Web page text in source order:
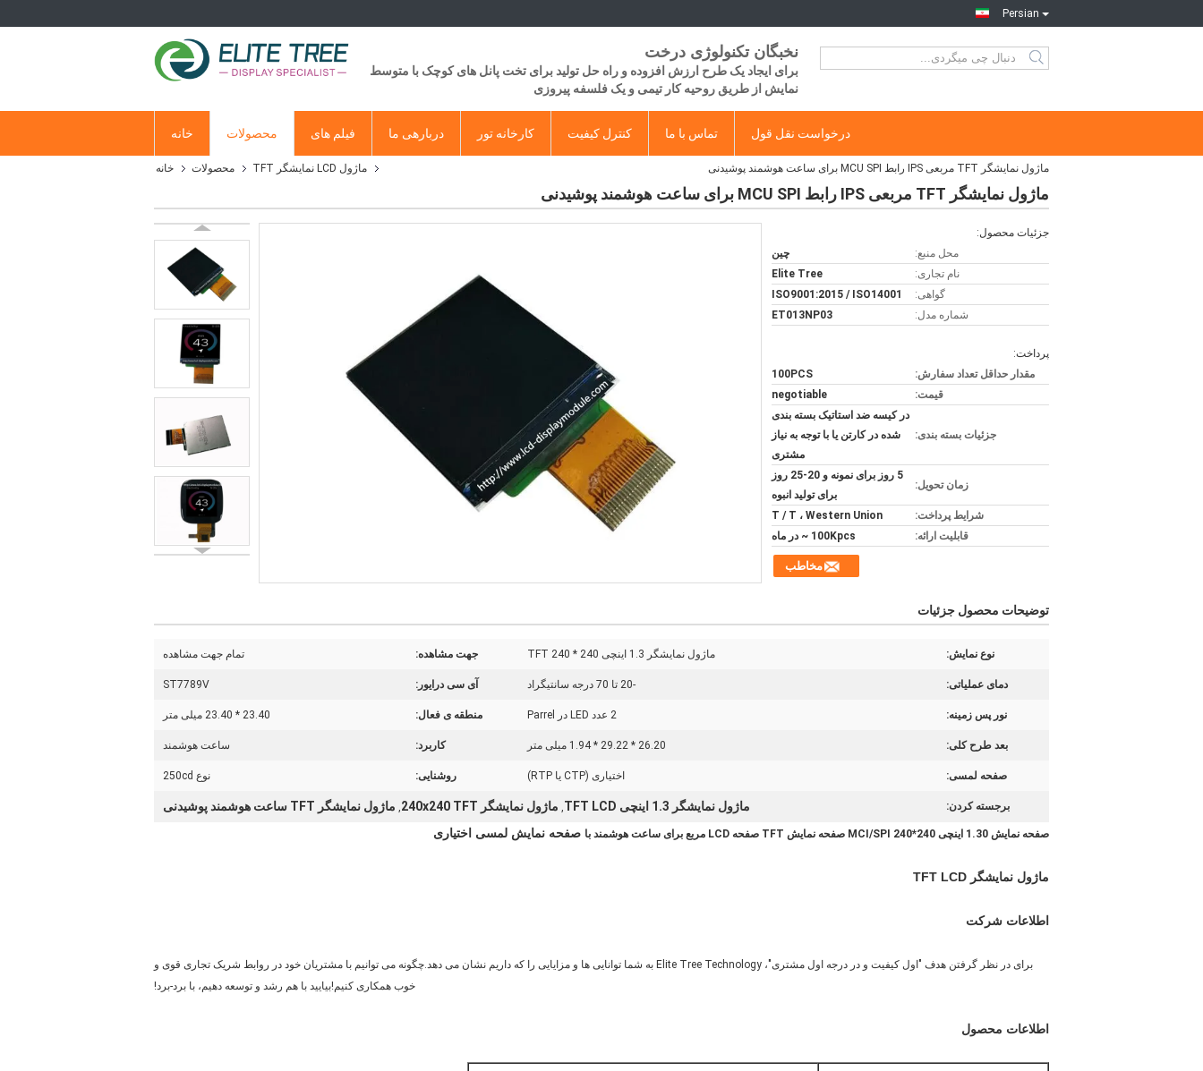
Persian
نخبگان تکنولوژی درخت
برای ایجاد یک طرح ارزش افزوده و راه حل تولید برای تخت پانل های کوچک با متوسط
​​نمایش از طریق روحیه کار تیمی و یک فلسفه پیروزی
خانه محصولات فیلم های دربارهی ما کارخانه تور کنترل کیفیت تماس با ما درخواست نقل قول
خانه محصولات ماژول LCD نمایشگر TFT ماژول نمایشگر TFT مربعی IPS رابط MCU SPI برای ساعت هوشمند پوشیدنی
ماژول نمایشگر TFT مربعی IPS رابط MCU SPI برای ساعت هوشمند پوشیدنی
جزئیات محصول:
محل منبع:
چین
نام تجاری:
Elite Tree
گواهی:
ISO9001:2015 / ISO14001
شماره مدل:
ET013NP03
پرداخت:
مقدار حداقل تعداد سفارش:
100PCS
قیمت:
negotiable
جزئیات بسته بندی:
در کیسه ضد استاتیک بسته بندی
شده در کارتن یا با توجه به نیاز
مشتری
زمان تحویل:
5 روز برای نمونه و 20-25 روز
برای تولید انبوه
شرایط پرداخت:
T / T ، Western Union
قابلیت ارائه:
100Kpcs ~ در ماه
مخاطب
توضیحات محصول جزئیات
نوع نمایش: ماژول نمایشگر 1.3 اینچی 240 * 240 TFT جهت مشاهده: تمام جهت مشاهده
دمای عملیاتی: -20 تا 70 درجه سانتیگراد آی سی درایور: ST7789V
نور پس زمینه: 2 عدد LED در Parrel منطقه ی فعال: 23.40 * 23.40 میلی متر
بعد طرح کلی: 26.20 * 29.22 * 1.94 میلی متر کاربرد: ساعت هوشمند
صفحه لمسی: اختیاری (CTP یا RTP) روشنایی: نوع 250cd
برجسته کردن: ماژول نمایشگر 1.3 اینچی TFT LCD , ماژول نمایشگر 240x240 TFT , ماژول نمایشگر TFT ساعت هوشمند پوشیدنی
صفحه نمایش 1.30 اینچی 240*240 MCI/SPI صفحه نمایش TFT صفحه LCD مربع برای ساعت هوشمند با صفحه نمایش لمسی اختیاری
ماژول نمایشگر TFT LCD
اطلاعات شرکت
برای در نظر گرفتن هدف "اول کیفیت و در درجه اول مشتری"، Elite Tree Technology به شما توانایی ها و مزایایی را که داریم نشان می دهد.چگونه می توانیم با مشتریان خود در روابط شریک تجاری قوی و
خوب همکاری کنیم!بیایید با هم رشد و توسعه دهیم، با برد-برد!
اطلاعات محصول